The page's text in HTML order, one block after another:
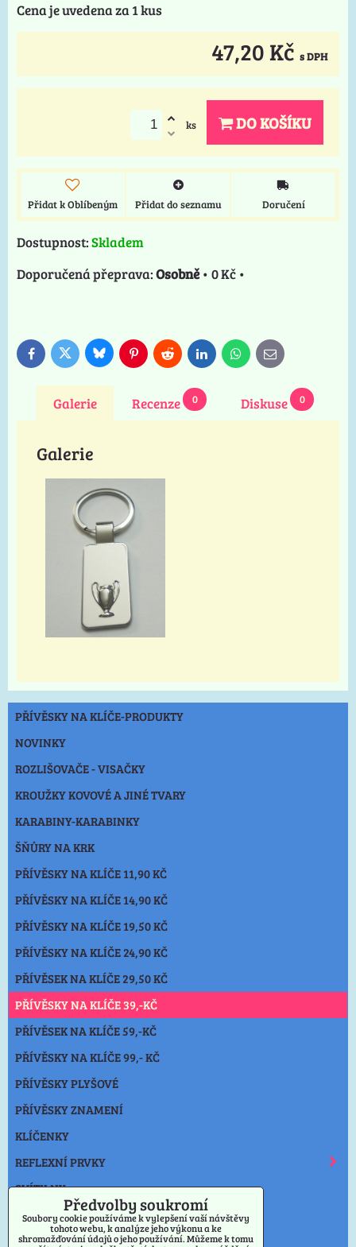
Cena je uvedena za 1 kus
47,20 Kč s DPH
ks DO KOŠÍKU
Přidat k Oblíbeným Přidat do seznamu Doručení
Dostupnost:Skladem
Osobně• 0 Kč •
FacebookTwitterBlueskyPinterestReddit LinkedInWhatsApp
E-
mail
Galerie Recenze 0 Diskuse 0
Galerie
PŘÍVĚSKY NA KLÍČE-PRODUKTY
NOVINKY
ROZLIŠOVAČE - VISAČKY
KROUŽKY KOVOVÉ A JINÉ TVARY
KARABINY-KARABINKY
ŠŇŮRY NA KRK
PŘÍVĚSKY NA KLÍČE 11,90 KČ
PŘÍVĚSKY NA KLÍČE 14,90 KČ
PŘÍVĚSKY NA KLÍČE 19,50 KČ
PŘÍVĚSKY NA KLÍČE 24,90 KČ
PŘÍVĚSEK NA KLÍČE 29,50 KČ
PŘÍVĚSKY NA KLÍČE 39,-KČ
PŘÍVĚSEK NA KLÍČE 59,-KČ
PŘÍVĚSKY NA KLÍČE 99,- KČ
PŘÍVĚSKY PLYŠOVÉ
PŘÍVĚSKY ZNAMENÍ
KLÍČENKY
REFLEXNÍ PRVKY
SVÍTILNY
NOŽE
OSTATNÍ
Předvolby soukromí
Soubory cookie používáme k vylepšení vaší návštěvy
tohoto webu, k analýze jeho výkonu a ke
shromažďování údajů o jeho používání. Můžeme k tomu